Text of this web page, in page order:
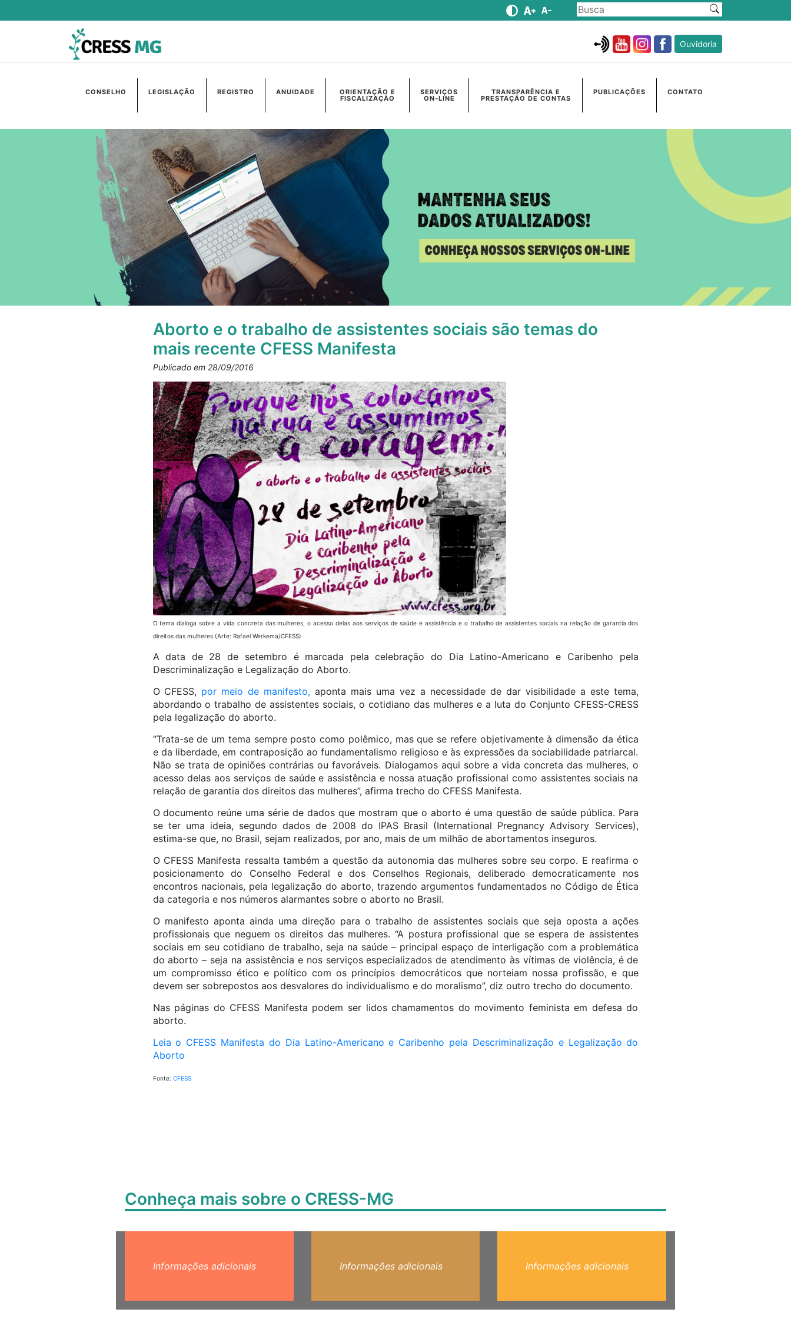
Ouvidoria
CONSELHO LEGISLAÇÃO REGISTRO ANUIDADE ORIENTAÇÃO E
FISCALIZAÇÃO
SERVIÇOS
ON-LINE
TRANSPARÊNCIA E
PRESTAÇÃO DE CONTAS
PUBLICAÇÕES CONTATO
Aborto e o trabalho de assistentes sociais são temas do
mais recente CFESS Manifesta
Publicado em 28/09/2016
O tema dialoga sobre a vida concreta das mulheres, o acesso delas aos serviços de saúde e assistência e o trabalho de assistentes sociais na relação de garantia dos
direitos das mulheres (Arte: Rafael Werkema/CFESS)
A data de 28 de setembro é marcada pela celebração do Dia Latino-Americano e Caribenho pela
Descriminalização e Legalização do Aborto.
O CFESS, por meio de manifesto, aponta mais uma vez a necessidade de dar visibilidade a este tema,
abordando o trabalho de assistentes sociais, o cotidiano das mulheres e a luta do Conjunto CFESS-CRESS
pela legalização do aborto.
“Trata-se de um tema sempre posto como polêmico, mas que se refere objetivamente à dimensão da ética
e da liberdade, em contraposição ao fundamentalismo religioso e às expressões da sociabilidade patriarcal.
Não se trata de opiniões contrárias ou favoráveis. Dialogamos aqui sobre a vida concreta das mulheres, o
acesso delas aos serviços de saúde e assistência e nossa atuação profissional como assistentes sociais na
relação de garantia dos direitos das mulheres”, afirma trecho do CFESS Manifesta.
O documento reúne uma série de dados que mostram que o aborto é uma questão de saúde pública. Para
se ter uma ideia, segundo dados de 2008 do IPAS Brasil (International Pregnancy Advisory Services),
estima-se que, no Brasil, sejam realizados, por ano, mais de um milhão de abortamentos inseguros.
O CFESS Manifesta ressalta também a questão da autonomia das mulheres sobre seu corpo. E reafirma o
posicionamento do Conselho Federal e dos Conselhos Regionais, deliberado democraticamente nos
encontros nacionais, pela legalização do aborto, trazendo argumentos fundamentados no Código de Ética
da categoria e nos números alarmantes sobre o aborto no Brasil.
O manifesto aponta ainda uma direção para o trabalho de assistentes sociais que seja oposta a ações
profissionais que neguem os direitos das mulheres. “A postura profissional que se espera de assistentes
sociais em seu cotidiano de trabalho, seja na saúde – principal espaço de interligação com a problemática
do aborto – seja na assistência e nos serviços especializados de atendimento às vítimas de violência, é de
um compromisso ético e político com os princípios democráticos que norteiam nossa profissão, e que
devem ser sobrepostos aos desvalores do individualismo e do moralismo”, diz outro trecho do documento.
Nas páginas do CFESS Manifesta podem ser lidos chamamentos do movimento feminista em defesa do
aborto.
Leia o CFESS Manifesta do Dia Latino-Americano e Caribenho pela Descriminalização e Legalização do
Aborto
Fonte: CFESS
Conheça mais sobre o CRESS-MG
Informações adicionais Informações adicionais Informações adicionais